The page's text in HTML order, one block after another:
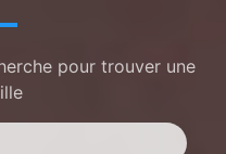
pour trouver une